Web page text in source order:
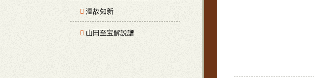
温故知新
山田至宝解説譜